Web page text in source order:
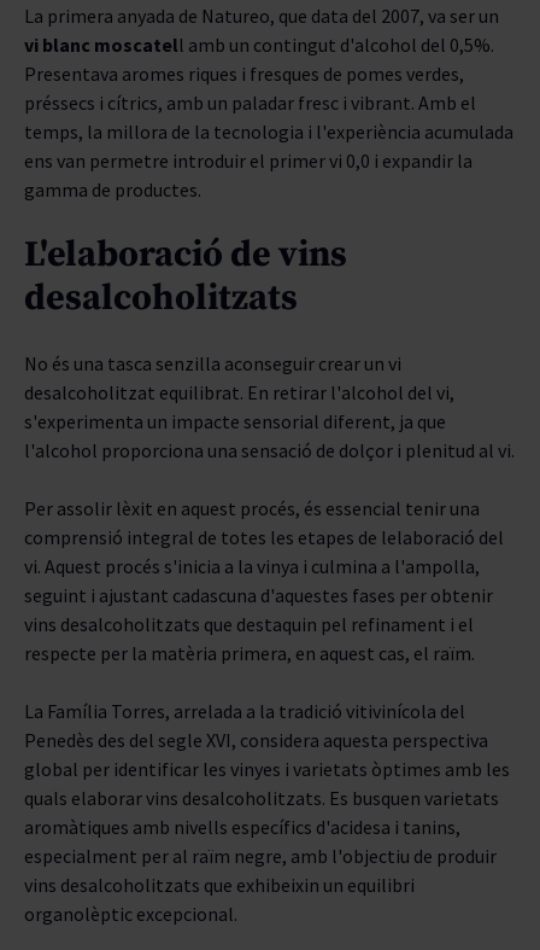
La primera anyada de Natureo, que data del 2007, va ser un
vi blanc moscatell amb un contingut d'alcohol del 0,5%.
Presentava aromes riques i fresques de pomes verdes,
préssecs i cítrics, amb un paladar fresc i vibrant. Amb el
temps, la millora de la tecnologia i l'experiència acumulada
ens van permetre introduir el primer vi 0,0 i expandir la
gamma de productes.
L'elaboració de vins
desalcoholitzats
No és una tasca senzilla aconseguir crear un vi
desalcoholitzat equilibrat. En retirar l'alcohol del vi,
s'experimenta un impacte sensorial diferent, ja que
l'alcohol proporciona una sensació de dolçor i plenitud al vi.
Per assolir lèxit en aquest procés, és essencial tenir una
comprensió integral de totes les etapes de lelaboració del
vi. Aquest procés s'inicia a la vinya i culmina a l'ampolla,
seguint i ajustant cadascuna d'aquestes fases per obtenir
vins desalcoholitzats que destaquin pel refinament i el
respecte per la matèria primera, en aquest cas, el raïm.
La Família Torres, arrelada a la tradició vitivinícola del
Penedès des del segle XVI, considera aquesta perspectiva
global per identificar les vinyes i varietats òptimes amb les
quals elaborar vins desalcoholitzats. Es busquen varietats
aromàtiques amb nivells específics d'acidesa i tanins,
especialment per al raïm negre, amb l'objectiu de produir
vins desalcoholitzats que exhibeixin un equilibri
organolèptic excepcional.